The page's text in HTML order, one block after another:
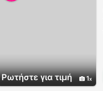
Ρωτήστε για τιμή 1